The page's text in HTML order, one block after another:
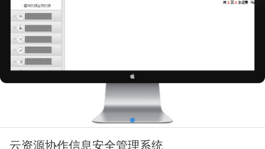
云资源协作信息安全管理系统